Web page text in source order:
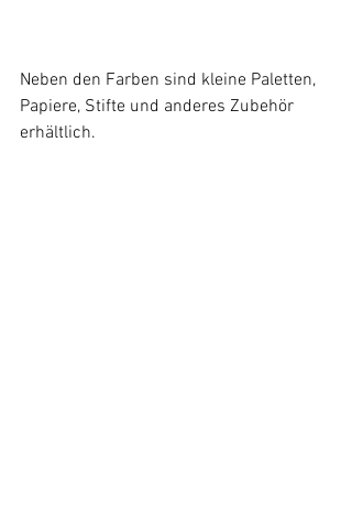
Neben den Farben sind kleine Paletten,
Papiere, Stifte und anderes Zubehör
erhältlich.